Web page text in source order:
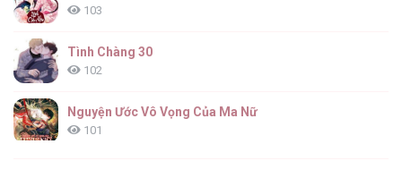
103
Tình Chàng 30
102
Nguyện Ước Vô Vọng Của Ma Nữ
101